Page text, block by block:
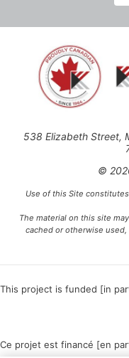
538 Elizabeth Street,
©
Use of this Site
The material on this site
cached or otherwise
This project is funded [in
Ce projet est financé [en